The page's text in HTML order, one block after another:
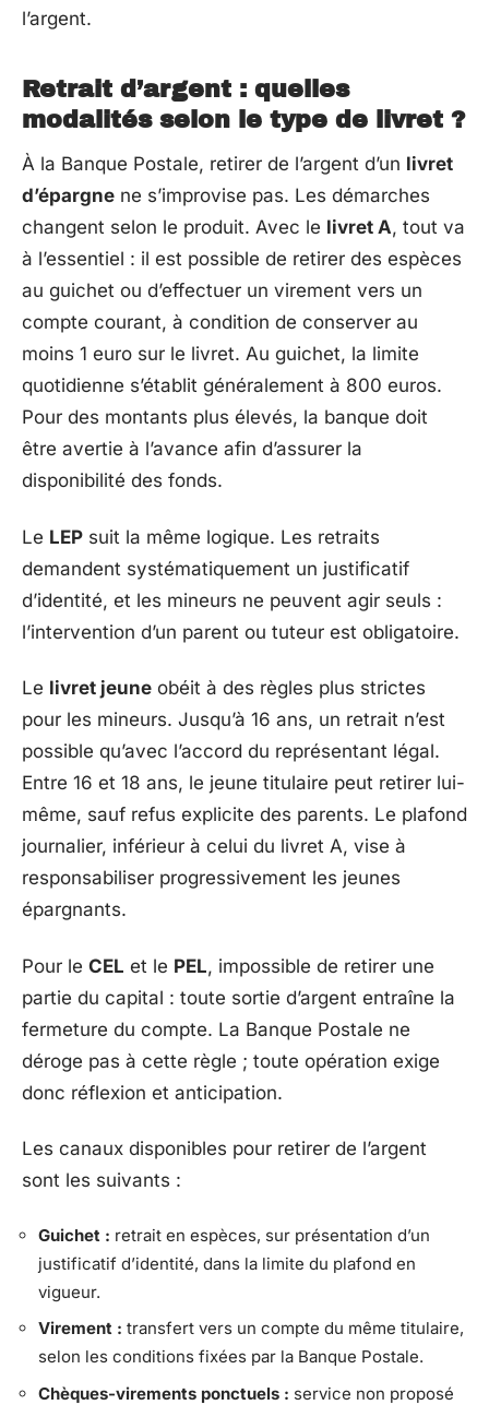
l’argent.
Retrait d’argent : quelles
modalités selon le type de livret ?
À la Banque Postale, retirer de l’argent d’un livret
d’épargne ne s’improvise pas. Les démarches
changent selon le produit. Avec le livret A, tout va
à l’essentiel : il est possible de retirer des espèces
au guichet ou d’effectuer un virement vers un
compte courant, à condition de conserver au
moins 1 euro sur le livret. Au guichet, la limite
quotidienne s’établit généralement à 800 euros.
Pour des montants plus élevés, la banque doit
être avertie à l’avance afin d’assurer la
disponibilité des fonds.
Le LEP suit la même logique. Les retraits
demandent systématiquement un justificatif
d’identité, et les mineurs ne peuvent agir seuls :
l’intervention d’un parent ou tuteur est obligatoire.
Le livret jeune obéit à des règles plus strictes
pour les mineurs. Jusqu’à 16 ans, un retrait n’est
possible qu’avec l’accord du représentant légal.
Entre 16 et 18 ans, le jeune titulaire peut retirer lui-
même, sauf refus explicite des parents. Le plafond
journalier, inférieur à celui du livret A, vise à
responsabiliser progressivement les jeunes
épargnants.
Pour le CEL et le PEL, impossible de retirer une
partie du capital : toute sortie d’argent entraîne la
fermeture du compte. La Banque Postale ne
déroge pas à cette règle ; toute opération exige
donc réflexion et anticipation.
Les canaux disponibles pour retirer de l’argent
sont les suivants :
Guichet : retrait en espèces, sur présentation d’un
justificatif d’identité, dans la limite du plafond en
vigueur.
Virement : transfert vers un compte du même titulaire,
selon les conditions fixées par la Banque Postale.
Chèques-virements ponctuels : service non proposé